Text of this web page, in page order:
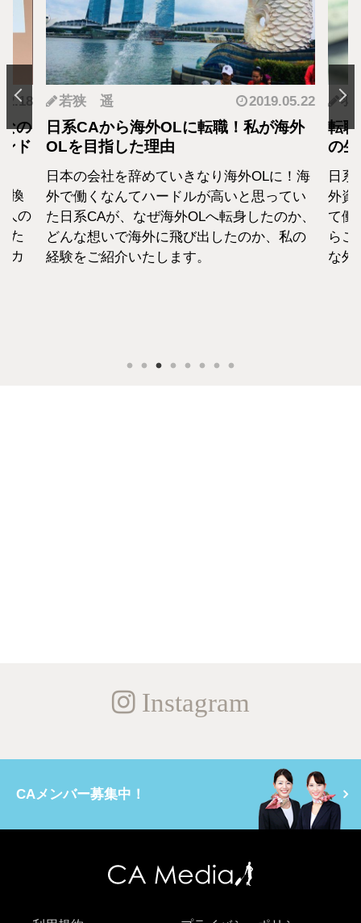
の
ド
換
人の
た
カ
若狭 遥 2019.05.22
日系CAから海外OLに転職！私が海外
OLを目指した理由
日本の会社を辞めていきなり海外OLに！海
外で働くなんてハードルが高いと思ってい
た日系CAが、なぜ海外OLへ転身したのか、
どんな想いで海外に飛び出したのか、私の
経験をご紹介いたします。
羽
転
の
日
外資
て働
らこ
な外
Instagram
CAメンバー募集中！